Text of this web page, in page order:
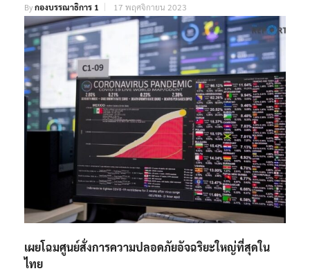
Byกองบรรณาธิการ 1 17 พฤศจิกายน 2023
เผยโฉมศูนย์สั่งการความปลอดภัยอัจฉริยะใหญ่ที่สุดใน
ไทย